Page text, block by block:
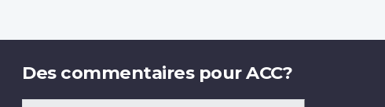
Des commentaires pour ACC?